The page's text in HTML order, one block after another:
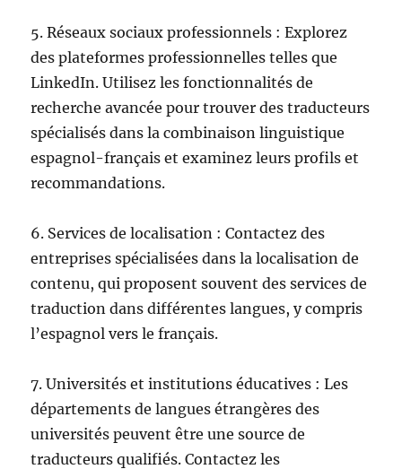
5. Réseaux sociaux professionnels : Explorez
des plateformes professionnelles telles que
LinkedIn. Utilisez les fonctionnalités de
recherche avancée pour trouver des traducteurs
spécialisés dans la combinaison linguistique
espagnol-français et examinez leurs profils et
recommandations.
6. Services de localisation : Contactez des
entreprises spécialisées dans la localisation de
contenu, qui proposent souvent des services de
traduction dans différentes langues, y compris
l’espagnol vers le français.
7. Universités et institutions éducatives : Les
départements de langues étrangères des
universités peuvent être une source de
traducteurs qualifiés. Contactez les